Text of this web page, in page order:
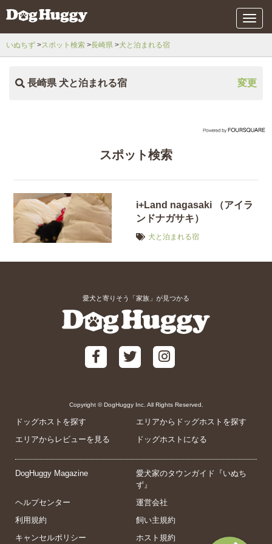
メ
ニ
いぬちず スポット検索 長崎県 犬と泊まれる宿
長崎県 犬と泊まれる宿 変更
スポット検索
i+Land nagasaki （アイラ
ンドナガサキ）
犬と泊まれる宿
愛犬と寄りそう「家族」が見つかる
Copyright © DogHuggy Inc. All Rights Reserved.
ドッグホストを探す
エリアからドッグホストを探す
エリアからレビューを見る
ドッグホストになる
DogHuggy Magazine
愛犬家のタウンガイド『いぬち
ず』
ヘルプセンター
運営会社
利用規約
飼い主規約
キャンセルポリシー
ホスト規約